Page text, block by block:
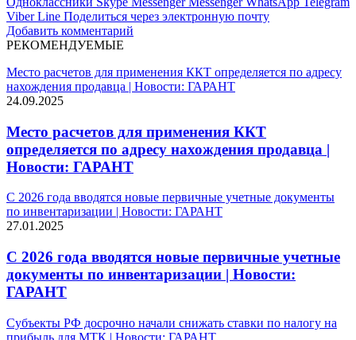
Viber Line Поделиться через электронную почту
Добавить комментарий
РЕКОМЕНДУЕМЫЕ
Место расчетов для применения ККТ определяется по адресу
нахождения продавца | Новости: ГАРАНТ
24.09.2025
Место расчетов для применения ККТ
определяется по адресу нахождения продавца |
Новости: ГАРАНТ
С 2026 года вводятся новые первичные учетные документы
по инвентаризации | Новости: ГАРАНТ
27.01.2025
С 2026 года вводятся новые первичные учетные
документы по инвентаризации | Новости:
ГАРАНТ
Субъекты РФ досрочно начали снижать ставки по налогу на
прибыль для МТК | Новости: ГАРАНТ